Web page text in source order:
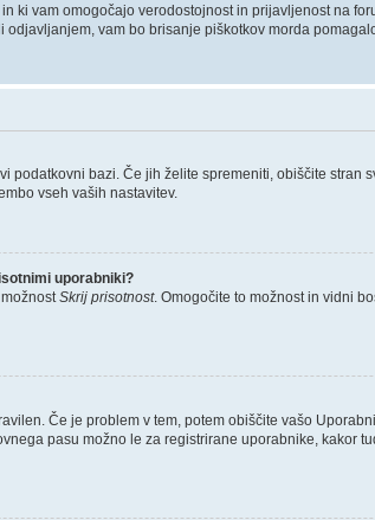
ki vam omogočajo verodostojnost in prijavljenost na
vam bo brisanje piškotkov morda
podatkovni bazi. Če jih želite spremeniti, obiščite
vseh vaših nastavitev.
uporabniki?
Skrij prisotnost. Omogočite to možnost in vidni
Če je problem v tem, potem obiščite vašo
pasu možno le za registrirane uporabnike, kakor